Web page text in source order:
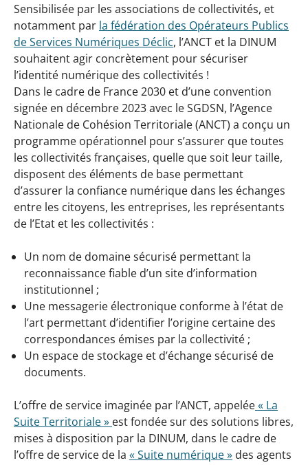
Sensibilisée par les associations de collectivités, et
notamment par la fédération des Opérateurs Publics
de Services Numériques Déclic, l’ANCT et la DINUM
souhaitent agir concrètement pour sécuriser
l’identité numérique des collectivités !
Dans le cadre de France 2030 et d’une convention
signée en décembre 2023 avec le SGDSN, l’Agence
Nationale de Cohésion Territoriale (ANCT) a conçu un
programme opérationnel pour s’assurer que toutes
les collectivités françaises, quelle que soit leur taille,
disposent des éléments de base permettant
d’assurer la confiance numérique dans les échanges
entre les citoyens, les entreprises, les représentants
de l’Etat et les collectivités :
Un nom de domaine sécurisé permettant la
reconnaissance fiable d’un site d’information
institutionnel ;
Une messagerie électronique conforme à l’état de
l’art permettant d’identifier l’origine certaine des
correspondances émises par la collectivité ;
Un espace de stockage et d’échange sécurisé de
documents.
L’offre de service imaginée par l’ANCT, appelée« La
Suite Territoriale » est fondée sur des solutions libres,
mises à disposition par la DINUM, dans le cadre de
l’offre de service de la « Suite numérique » des agents